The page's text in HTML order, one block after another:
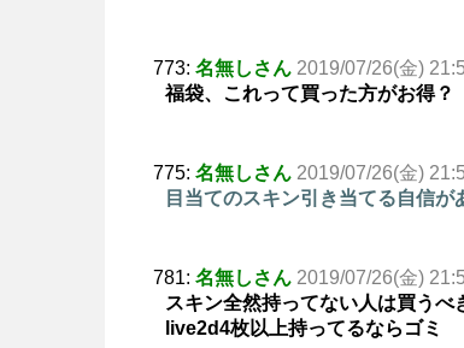
773: 名無しさん 2019/07/26(金)
福袋、これって買った方がお得？
775: 名無しさん 2019/07/26(金)
目当てのスキン引き当てる自信が
781: 名無しさん 2019/07/26(金)
スキン全然持ってない人は買うべ
live2d4枚以上持ってるならゴミ